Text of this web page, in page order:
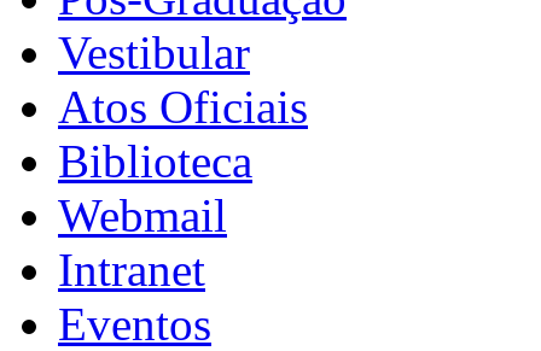
Vestibular
Atos Oficiais
Biblioteca
Webmail
Intranet
Eventos